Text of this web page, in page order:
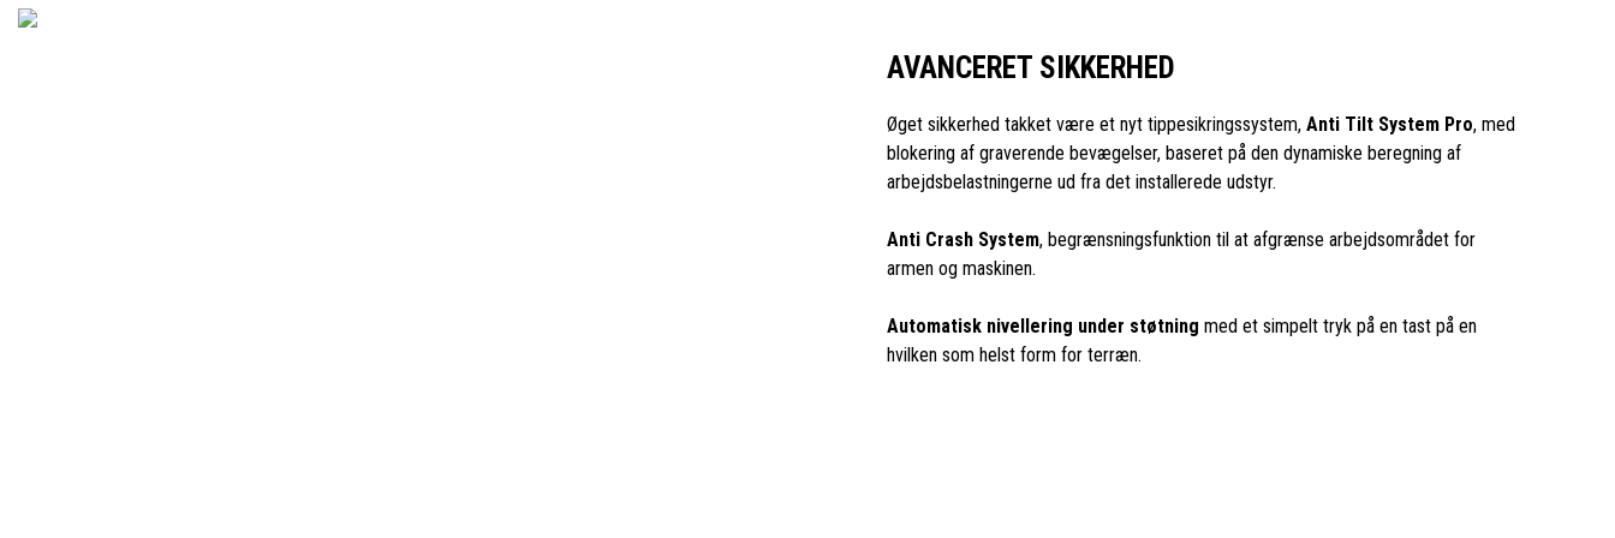
AVANCERET SIKKERHED
Øget sikkerhed takket være et nyt tippesikringssystem, Anti Tilt System Pro, med
blokering af graverende bevægelser, baseret på den dynamiske beregning af
arbejdsbelastningerne ud fra det installerede udstyr.
Anti Crash System, begrænsningsfunktion til at afgrænse arbejdsområdet for
armen og maskinen.
Automatisk nivellering under støtning med et simpelt tryk på en tast på en
hvilken som helst form for terræn.